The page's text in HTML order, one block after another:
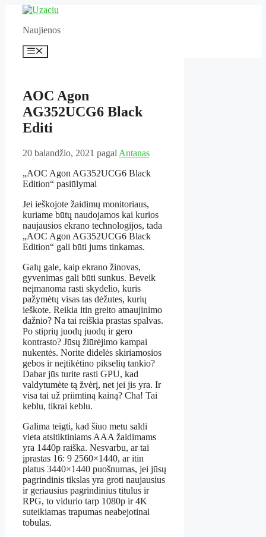
Pereiti
turinioNaujienos
Meniu
AOC Agon
AG352UCG6 Black
Editi
20 balandžio, 2021 pagal Antanas
„AOC Agon AG352UCG6 Black
Edition“ pasiūlymai
Jei ieškojote žaidimų monitoriaus,
kuriame būtų naudojamos kai kurios
naujausios ekrano technologijos, tada
„AOC Agon AG352UCG6 Black
Edition“ gali būti jums tinkamas.
Galų gale, kaip ekrano žinovas,
gyvenimas gali būti sunkus. Beveik
neįmanoma rasti skydelio, kuris
pažymėtų visas tas dėžutes, kurių
ieškote. Reikia itin greito atnaujinimo
dažnio? Na tai reiškia prastas spalvas.
Po stiprių juodų juodų ir gero
kontrasto? Jūsų žiūrėjimo kampai
nukentės. Norite didelės skiriamosios
gebos ir neįtikėtino pikselių tankio?
Dabar jūs turite rasti GPU, kad
valdytumėte tą žvėrį, net jei jis yra. Ir
visa tai už priimtiną kainą? Cha! Tai
keblu, tikrai keblu.
Galima teigti, kad šiuo metu saldi
vieta atsitiktiniams AAA žaidimams
yra 1440p raiška. Nesvarbu, ar tai
įprastas 16: 9 2560×1440, ar itin
platus 3440×1440 puošnumas, jei jūsų
pagrindinis tikslas yra groti naujausius
ir geriausius pagrindinius titulus ir
RPG, to vidurio tarp 1080p ir 4K
suteikiamas trapumas neabejotinai
tobulas.